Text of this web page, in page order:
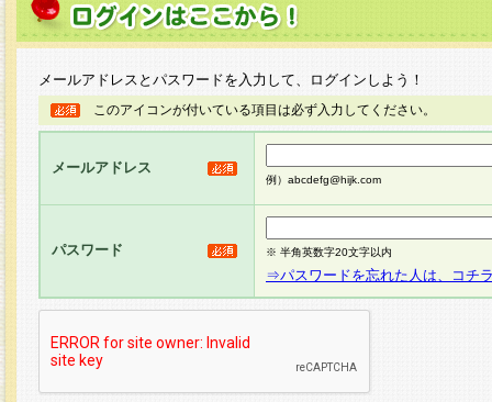
メールアドレスとパスワードを入力して、ログインしよう！
このアイコンが付いている項目は必ず入力してください。
メールアドレス
例）abcdefg@hijk.com
パスワード ※ 半角英数字20文字以内
⇒パスワードを忘れた人は、コチ